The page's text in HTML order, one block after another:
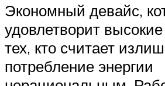
Экономный девайс,
удовлетворит
тех, кто считает
потребление энергии